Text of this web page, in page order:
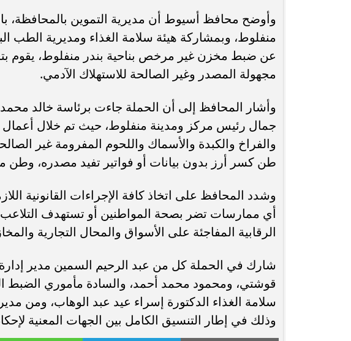
وأوضح محافظ أسيوط أن مديرية التموين بالمحافظة،
منفلوط، وبمشاركة هيئة سلامة الغذاء ومديرية
عن ضبط مخزن غير مرخص بناحية بندر منفلوط، يقوم
مجهولة المصدر وغير الصالحة للاستهلاك الآدمي.
وأشار المحافظ إلى أن الحملة جاءت برئاسة خالد
طن كسر أرز بدون بيانات أو فواتير تفيد مصدره، وطن
وشدد المحافظ على اتخاذ كافة الإجراءات القانونية
أي ممارسات تضر بصحة المواطنين أو تستهدف التلاعب
الرقابية المفاجئة على الأسواق والمحال التجارية
شارك في الحملة كل من عبد الرحيم السمين مدير
قوشتي، ومحمود محمد أحمد، والسادة مأموري الضبط
سلامة الغذاء الدكتورة إسراء عيد عبد الوهاب، ومن
وذلك في إطار التنسيق الكامل بين الجهات المعنية